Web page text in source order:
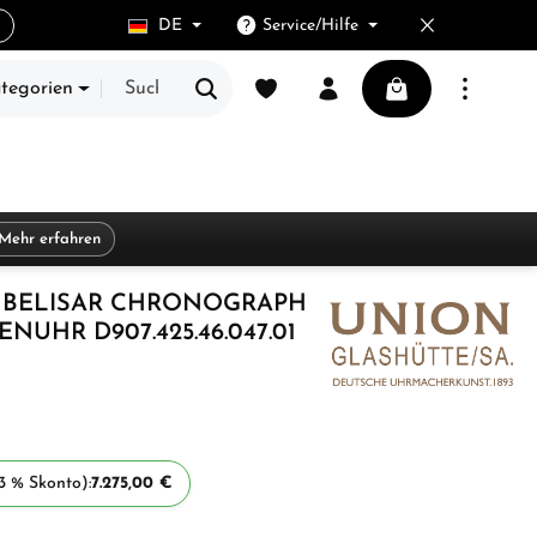
DE Service/Hilfe
Du hast 0 Produkte auf dem
Warenkorb
Mehr erfahren
CHRONOGRAPH
D907.425.46.047.01
% Skonto):7.275,00 €